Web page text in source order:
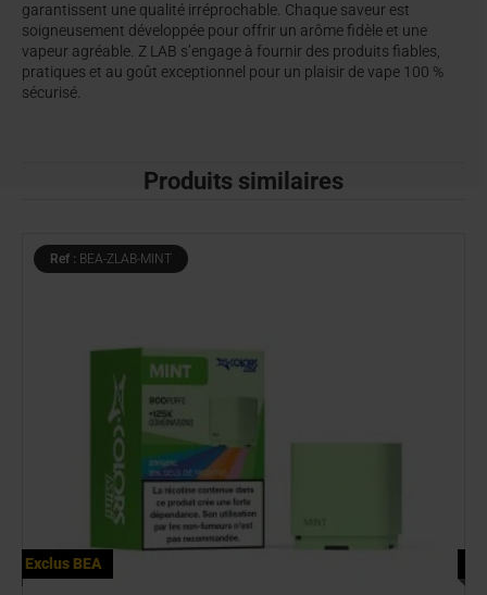
garantissent une qualité irréprochable. Chaque saveur est
soigneusement développée pour offrir un arôme fidèle et une
vapeur agréable. Z LAB s’engage à fournir des produits fiables,
pratiques et au goût exceptionnel pour un plaisir de vape 100 %
sécurisé.
Produits similaires
Ref : BEA-ZLAB-MINT
Exclus BEA